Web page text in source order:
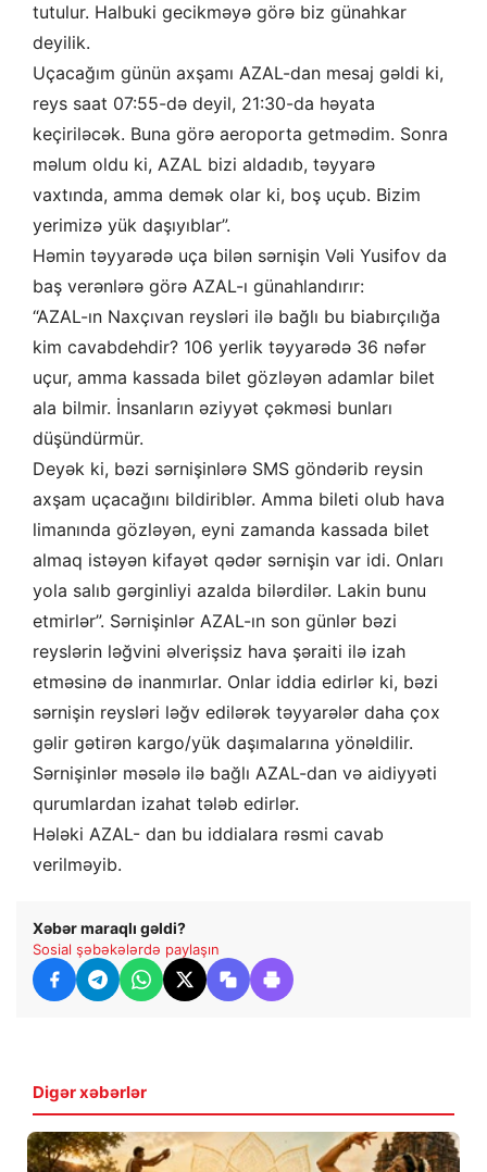
tutulur. Halbuki gecikməyə görə biz günahkar
deyilik.
Uçacağım günün axşamı AZAL-dan mesaj gəldi ki,
reys saat 07:55-də deyil, 21:30-da həyata
keçiriləcək. Buna görə aeroporta getmədim. Sonra
məlum oldu ki, AZAL bizi aldadıb, təyyarə
vaxtında, amma demək olar ki, boş uçub. Bizim
yerimizə yük daşıyıblar”.
Həmin təyyarədə uça bilən sərnişin Vəli Yusifov da
baş verənlərə görə AZAL-ı günahlandırır:
“AZAL-ın Naxçıvan reysləri ilə bağlı bu biabırçılığa
kim cavabdehdir? 106 yerlik təyyarədə 36 nəfər
uçur, amma kassada bilet gözləyən adamlar bilet
ala bilmir. İnsanların əziyyət çəkməsi bunları
düşündürmür.
Deyək ki, bəzi sərnişinlərə SMS göndərib reysin
axşam uçacağını bildiriblər. Amma bileti olub hava
limanında gözləyən, eyni zamanda kassada bilet
almaq istəyən kifayət qədər sərnişin var idi. Onları
yola salıb gərginliyi azalda bilərdilər. Lakin bunu
etmirlər”. Sərnişinlər AZAL-ın son günlər bəzi
reyslərin ləğvini əlverişsiz hava şəraiti ilə izah
etməsinə də inanmırlar. Onlar iddia edirlər ki, bəzi
sərnişin reysləri ləğv edilərək təyyarələr daha çox
gəlir gətirən kargo/yük daşımalarına yönəldilir.
Sərnişinlər məsələ ilə bağlı AZAL-dan və aidiyyəti
qurumlardan izahat tələb edirlər.
Hələki AZAL- dan bu iddialara rəsmi cavab
verilməyib.
Xəbər maraqlı gəldi?
Sosial şəbəkələrdə paylaşın
Digər xəbərlər